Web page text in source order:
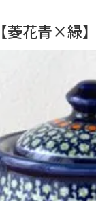
菱花青×緑】